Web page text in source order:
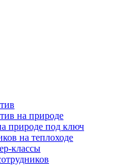
на природе
природе под ключ
на теплоходе
классы